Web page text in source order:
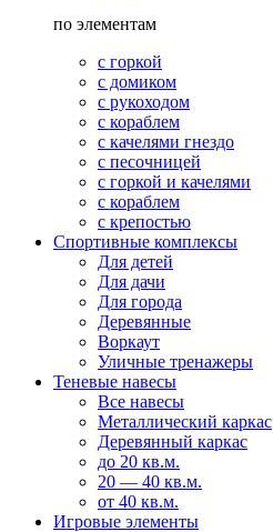
по элементам
с горкой
с домиком
с рукоходом
с кораблем
с качелями гнездо
с песочницей
с горкой и качелями
с кораблем
с крепостью
Спортивные комплексы
Для детей
Для дачи
Для города
Деревянные
Воркаут
Уличные тренажеры
Теневые навесы
Все навесы
Металлический каркас
Деревянный каркас
до 20 кв.м.
20 — 40 кв.м.
от 40 кв.м.
Игровые элементы